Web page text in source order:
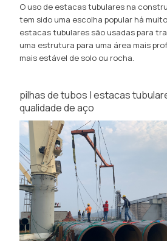
O uso de estacas tubulares na
tem sido uma escolha popular há
estacas tubulares são usadas para
uma estrutura para uma área mais
mais estável de solo ou rocha.
pilhas de tubos | estacas
qualidade de aço